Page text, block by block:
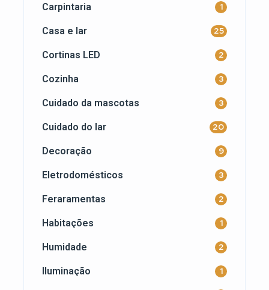
Carpintaria 1
Casa e lar 25
Cortinas LED 2
Cozinha 3
Cuidado da mascotas 3
Cuidado do lar 20
Decoração 9
Eletrodomésticos 3
Feraramentas 2
Habitações 1
Humidade 2
Iluminação 1